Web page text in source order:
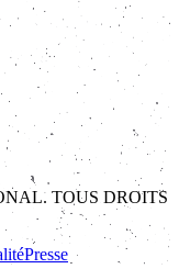
TOUS DROITS
Presse